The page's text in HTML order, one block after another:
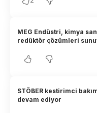
MEG Endüstri, kimya
redüktör çözümleri
STÖBER kestirimci
devam ediyor